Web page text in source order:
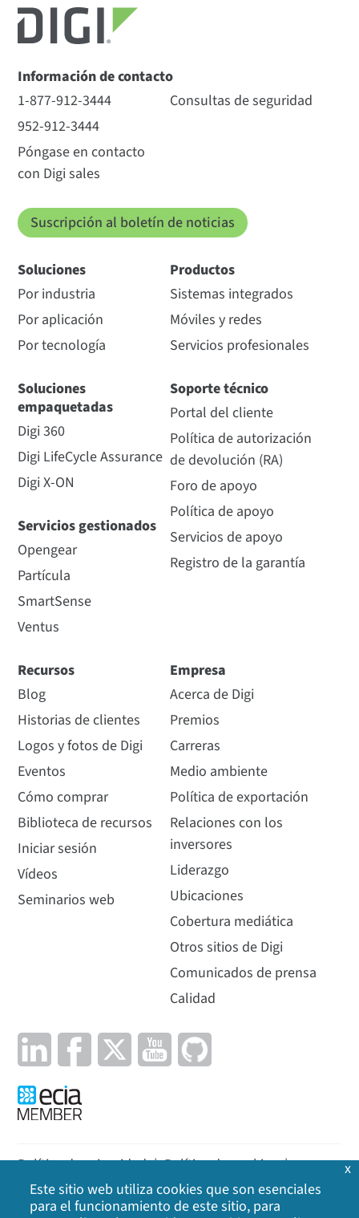
Información de contacto
1-877-912-3444
952-912-3444
Póngase en contacto
con Digi sales
Consultas de seguridad
Suscripción al boletín de noticias
Soluciones
Por industria
Por aplicación
Por tecnología
Soluciones
empaquetadas
Digi 360
Digi LifeCycle Assurance
Digi X-ON
Servicios gestionados
Opengear
Partícula
SmartSense
Ventus
Productos
Sistemas integrados
Móviles y redes
Servicios profesionales
Soporte técnico
Portal del cliente
Política de autorización
de devolución (RA)
Foro de apoyo
Política de apoyo
Servicios de apoyo
Registro de la garantía
Recursos
Blog
Historias de clientes
Logos y fotos de Digi
Eventos
Cómo comprar
Biblioteca de recursos
Iniciar sesión
Vídeos
Seminarios web
Empresa
Acerca de Digi
Premios
Carreras
Medio ambiente
Política de exportación
Relaciones con los
inversores
Liderazgo
Ubicaciones
Cobertura mediática
Otros sitios de Digi
Comunicados de prensa
Calidad
Política de privacidad | Política de cookies |
Aviso legal | Mapa del sitio
Este sitio web utiliza cookies que son esenciales
para el funcionamiento de este sitio, para
x